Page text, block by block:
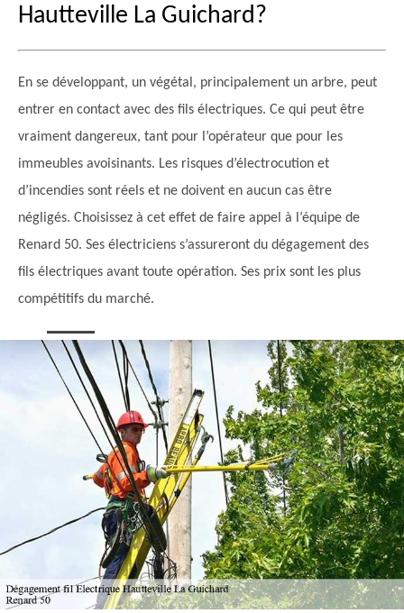
Hautteville La Guichard?
En se développant, un végétal, principalement un arbre, peut
entrer en contact avec des fils électriques. Ce qui peut être
vraiment dangereux, tant pour l’opérateur que pour les
immeubles avoisinants. Les risques d’électrocution et
d’incendies sont réels et ne doivent en aucun cas être
négligés. Choisissez à cet effet de faire appel à l’équipe de
Renard 50. Ses électriciens s’assureront du dégagement des
fils électriques avant toute opération. Ses prix sont les plus
compétitifs du marché.